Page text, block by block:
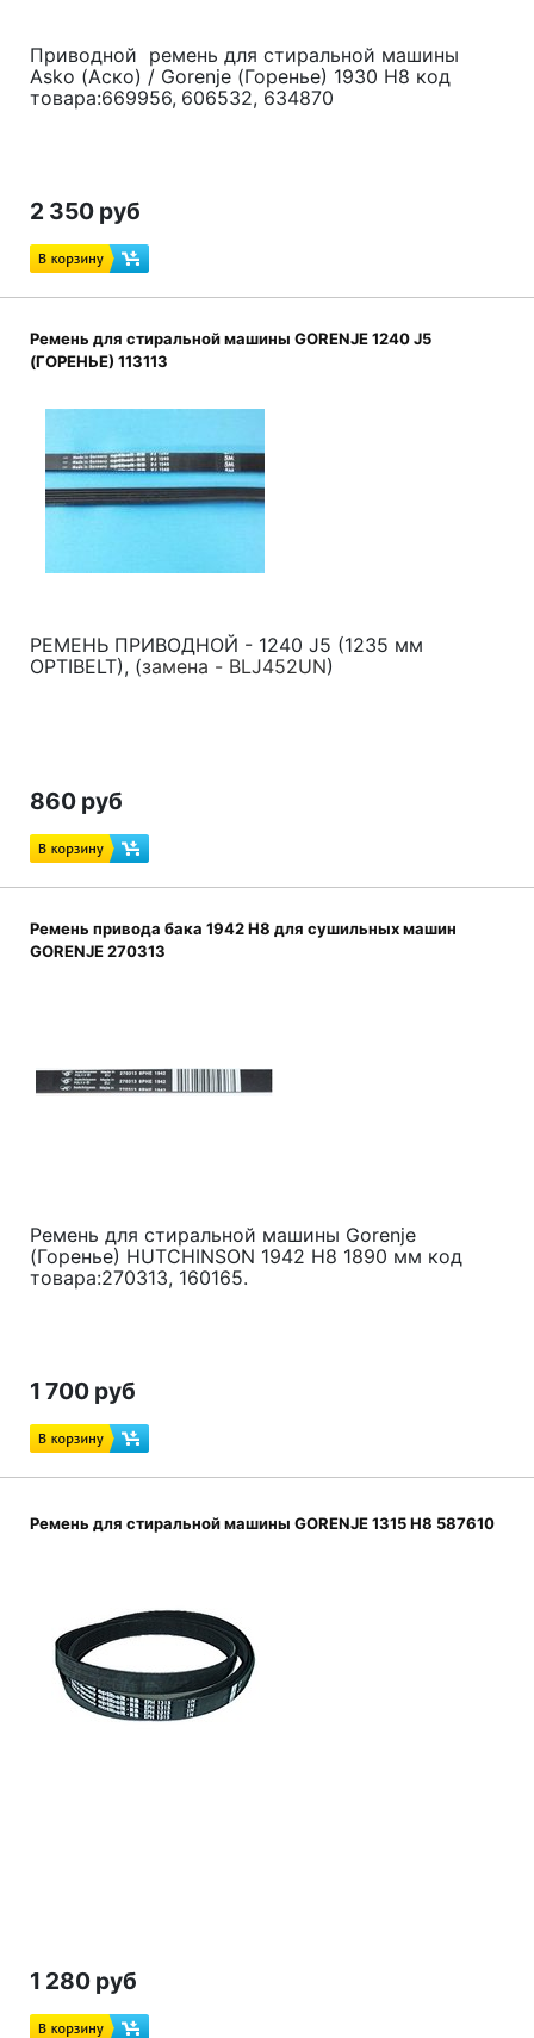
Приводной ремень для стиральной машины
Asko (Аско) / Gorenje (Горенье) 1930 H8 код
товара:669956, 606532, 634870
2 350 руб
Ремень для стиральной машины GORENJE 1240 J5
(ГОРЕНЬЕ) 113113
РЕМЕНЬ ПРИВОДНОЙ - 1240 J5 (1235 мм
OPTIBELT), (замена - BLJ452UN)
860 руб
Ремень привода бака 1942 H8 для сушильных машин
GORENJE 270313
Ремень для стиральной машины Gorenje
(Горенье) HUTCHINSON 1942 H8 1890 мм код
товара:270313, 160165.
1 700 руб
Ремень для стиральной машины GORENJE 1315 H8 587610
1 280 руб